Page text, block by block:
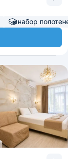
набор